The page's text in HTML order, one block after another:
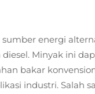
energi
Minyak ini
bakar
industri. Salah